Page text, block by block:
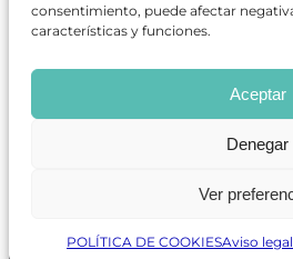
consentimiento, puede afectar
características y funciones.
Aceptar
Denegar
Ver
POLÍTICA DE COOKIESAviso
Revista GODOTes una revista
en información sobre artes
que se distribuye en espacios
puntos de interés turístico y
Desarrollado por